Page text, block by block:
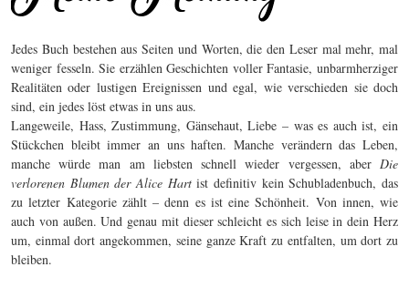
Jedes Buch bestehen aus Seiten und Worten, die den Leser mal mehr, mal
weniger fesseln. Sie erzählen Geschichten voller Fantasie, unbarmherziger
Realitäten oder lustigen Ereignissen und egal, wie verschieden sie doch
sind, ein jedes löst etwas in uns aus.
Langeweile, Hass, Zustimmung, Gänsehaut, Liebe – was es auch ist, ein
Stückchen bleibt immer an uns haften. Manche verändern das Leben,
manche würde man am liebsten schnell wieder vergessen, aber Die
verlorenen Blumen der Alice Hartist definitiv kein Schubladenbuch, das
zu letzter Kategorie zählt – denn es ist eine Schönheit. Von innen, wie
auch von außen. Und genau mit dieser schleicht es sich leise in dein Herz
um, einmal dort angekommen, seine ganze Kraft zu entfalten, um dort zu
bleiben.